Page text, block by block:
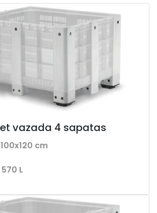
vazada 4 sapatas
cm
570 L